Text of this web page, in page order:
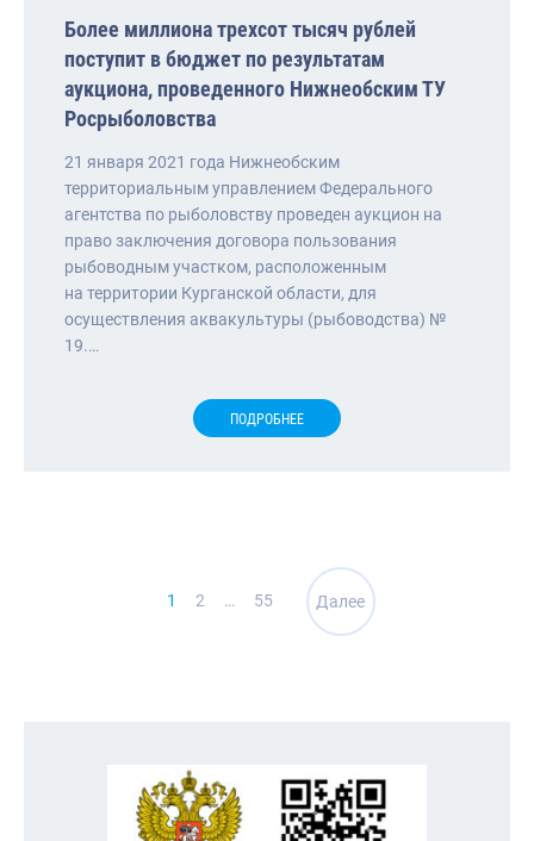
Более миллиона трехсот тысяч рублей
поступит в бюджет по результатам
аукциона, проведенного Нижнеобским ТУ
Росрыболовства
21 января 2021 года Нижнеобским
территориальным управлением Федерального
агентства по рыболовству проведен аукцион на
право заключения договора пользования
рыбоводным участком, расположенным
на территории Курганской области, для
осуществления аквакультуры (рыбоводства) №
19.…
ПОДРОБНЕЕ
Навигация
по
1 2 … 55 Далее